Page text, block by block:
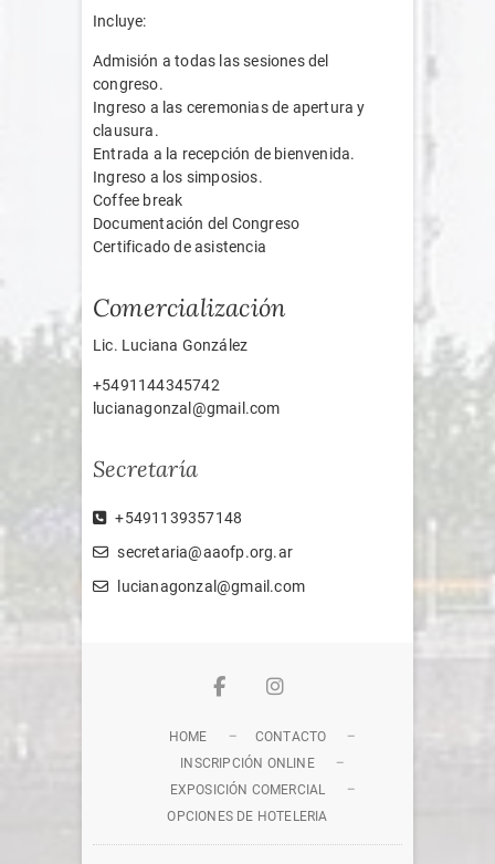
Incluye:
Admisión a todas las sesiones del
congreso.
Ingreso a las ceremonias de apertura y
clausura.
Entrada a la recepción de bienvenida.
Ingreso a los simposios.
Coffee break
Documentación del Congreso
Certificado de asistencia
Comercialización
Lic. Luciana González
+5491144345742
lucianagonzal@gmail.com
Secretaría
+5491139357148
secretaria@aaofp.org.ar
lucianagonzal@gmail.com
FacebookInstagram
HOME
CONTACTO
INSCRIPCIÓN ONLINE
EXPOSICIÓN COMERCIAL
OPCIONES DE HOTELERIA